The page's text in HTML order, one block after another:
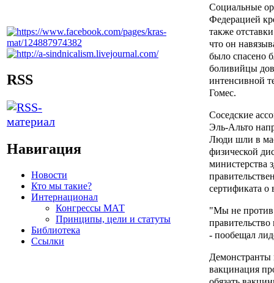
RSS
Навигация
Новости
Кто мы такие?
Интернационал
Конгрессы МАТ
Принципы, цели и статуты
Библиотека
Ссылки
Социальные
Федерацией
также
что он
было спасено
боливийцы
интенсивной
Гомес.
Соседские
Эль-Альто
Люди шли в
физической
министерства
сертификата
"Мы не против
- пообещал
Демонстранты
вакцинация